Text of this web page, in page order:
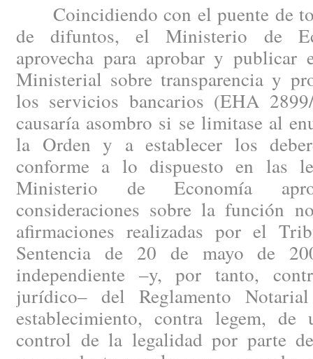
Coincidiendo con el puente de
de difuntos, el Ministerio de
aprovecha para aprobar y
Ministerial sobre transparencia y
los servicios bancarios (EHA
causaría asombro si se limitase al
la Orden y a establecer los
conforme a lo dispuesto en las
Ministerio de Economía
consideraciones sobre la función
afirmaciones realizadas por el
Sentencia de 20 de mayo de
independiente –y, por tanto,
jurídico– del Reglamento
establecimiento, contra legem,
control de la legalidad por parte